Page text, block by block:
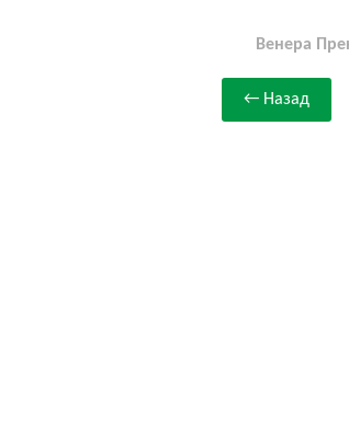
Венера
← Назад